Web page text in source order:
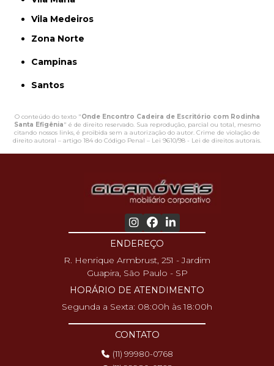
Vila Medeiros
Zona Norte
Campinas
Santos
O conteúdo do texto "Onde Encontro Cadeira de Escritório com Rodinha
Santa Efigênia" é de direito reservado. Sua reprodução, parcial ou total, mesmo
citando nossos links, é proibida sem a autorização do autor. Crime de violação de
direito autoral – artigo 184 do Código Penal – Lei 9610/98 - Lei de direitos autorais.
ENDEREÇO
R. Henrique Armbrust, 251 - Jardim
Guapira, São Paulo - SP
HORÁRIO DE ATENDIMENTO
Segunda a Sexta: 08:00h às 18:00h
CONTATO
(11) 99980-0768